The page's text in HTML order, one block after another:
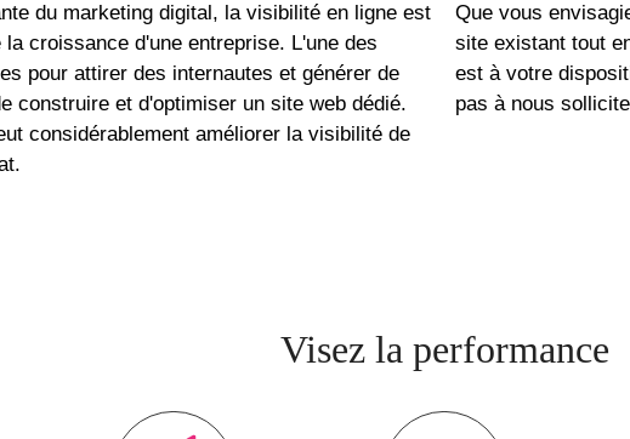
du marketing digital, la visibilité en ligne est
croissance d'une entreprise. L'une des
pour attirer des internautes et générer de
construire et d'optimiser un site web dédié.
considérablement améliorer la visibilité de
Que vous
site existant tout
est à votre
pas à nous
Visez la performance